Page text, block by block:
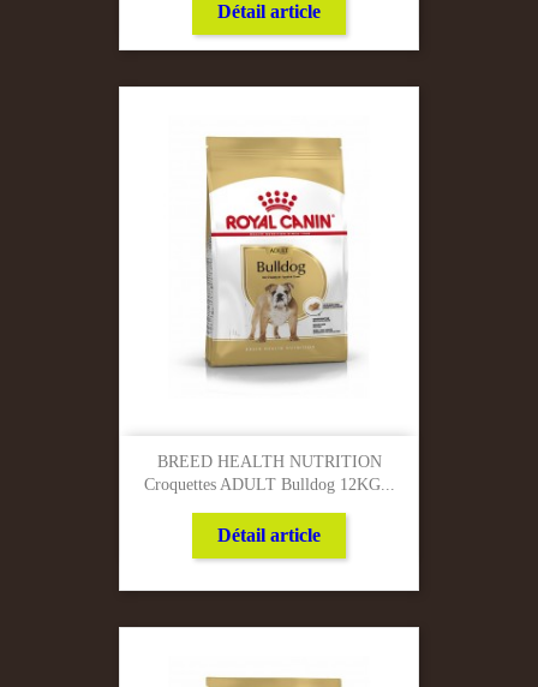
Détail article
BREED HEALTH NUTRITION
Croquettes ADULT Bulldog 12KG...
Détail article